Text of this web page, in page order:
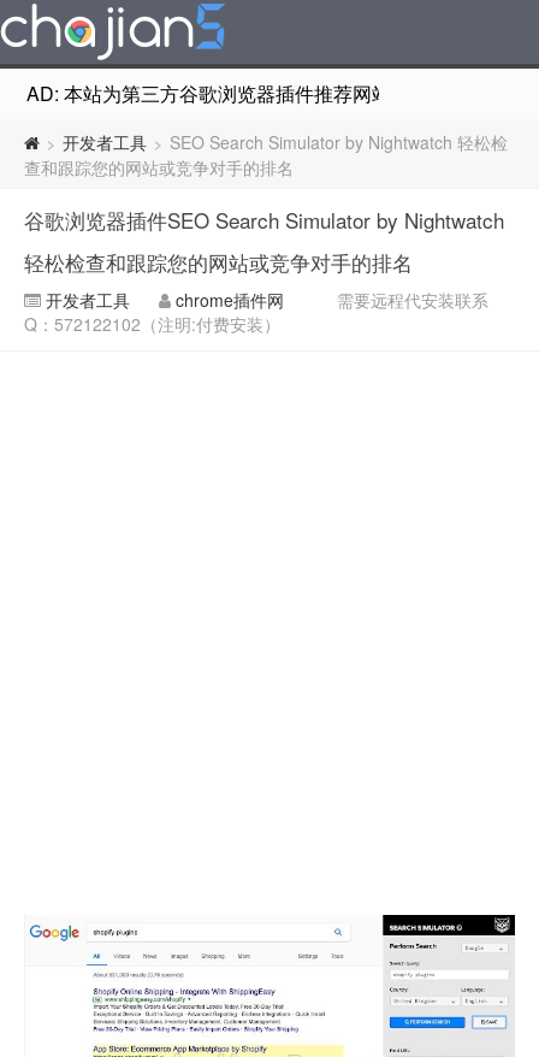
AD: 本站为第三方谷歌浏览器插件推荐网站，非Google
> 开发者工具 > SEO Search Simulator by Nightwatch 轻松检
查和跟踪您的网站或竞争对手的排名
谷歌浏览器插件SEO Search Simulator by Nightwatch
轻松检查和跟踪您的网站或竞争对手的排名
开发者工具 chrome插件网
需要远程代安装联系
Q：572122102（注明:付费安装）